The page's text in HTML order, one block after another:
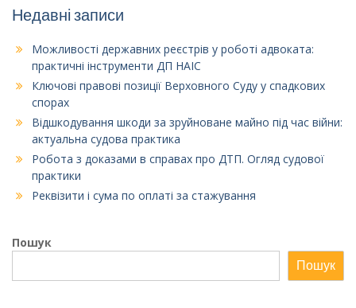
Недавні записи
Можливості державних реєстрів у роботі адвоката:
практичні інструменти ДП НАІС
Ключові правові позиції Верховного Суду у спадкових
спорах
Відшкодування шкоди за зруйноване майно під час війни:
актуальна судова практика
Робота з доказами в справах про ДТП. Огляд судової
практики
Реквізити і сума по оплаті за стажування
Пошук
Пошук